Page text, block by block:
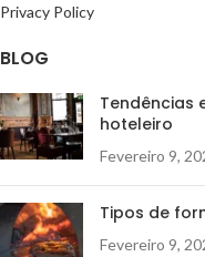
Privacy Policy
BLOG
Tendências
hoteleiro
Fevereiro 9,
Tipos de
Fevereiro 9,